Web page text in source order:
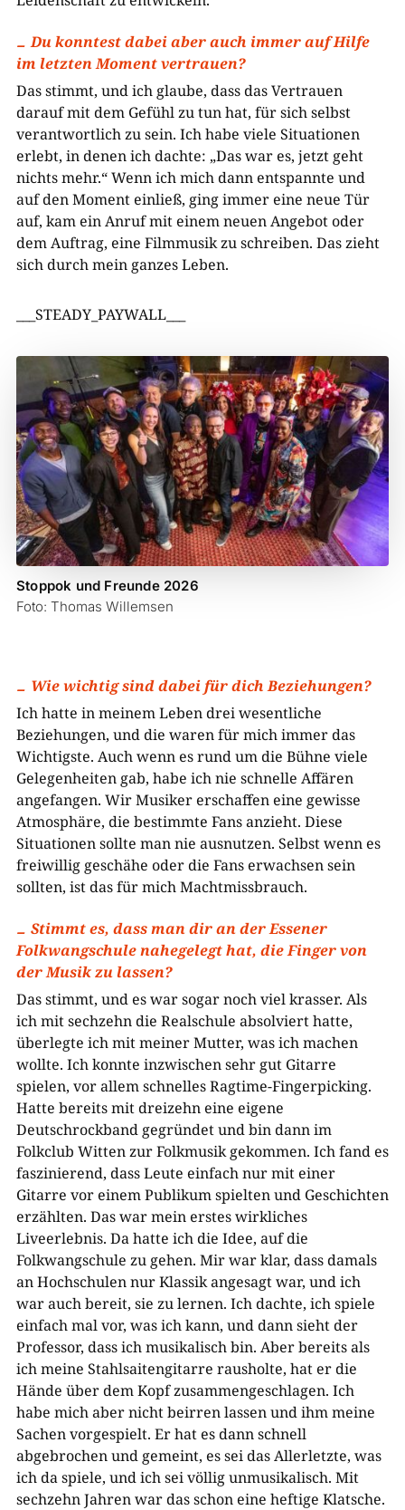
Du konntest dabei aber auch immer auf Hilfe
im letzten Moment vertrauen?
Das stimmt, und ich glaube, dass das Vertrauen
darauf mit dem Gefühl zu tun hat, für sich selbst
verantwortlich zu sein. Ich habe viele Situationen
erlebt, in denen ich dachte: „Das war es, jetzt geht
nichts mehr.“ Wenn ich mich dann entspannte und
auf den Moment einließ, ging immer eine neue Tür
auf, kam ein Anruf mit einem neuen Angebot oder
dem Auftrag, eine Filmmusik zu schreiben. Das zieht
sich durch mein ganzes Leben.
___STEADY_PAYWALL___
Stoppok und Freunde 2026
Foto: Thomas Willemsen
Wie wichtig sind dabei für dich Beziehungen?
Ich hatte in meinem Leben drei wesentliche
Beziehungen, und die waren für mich immer das
Wichtigste. Auch wenn es rund um die Bühne viele
Gelegenheiten gab, habe ich nie schnelle Affären
angefangen. Wir Musiker erschaffen eine gewisse
Atmosphäre, die bestimmte Fans anzieht. Diese
Situationen sollte man nie ausnutzen. Selbst wenn es
freiwillig geschähe oder die Fans erwachsen sein
sollten, ist das für mich Machtmissbrauch.
Stimmt es, dass man dir an der Essener
Folkwangschule nahegelegt hat, die Finger von
der Musik zu lassen?
Das stimmt, und es war sogar noch viel krasser. Als
ich mit sechzehn die Realschule absolviert hatte,
überlegte ich mit meiner Mutter, was ich machen
wollte. Ich konnte inzwischen sehr gut Gitarre
spielen, vor allem schnelles Ragtime-Fingerpicking.
Hatte bereits mit dreizehn eine eigene
Deutschrockband gegründet und bin dann im
Folkclub Witten zur Folkmusik gekommen. Ich fand es
faszinierend, dass Leute einfach nur mit einer
Gitarre vor einem Publikum spielten und Geschichten
erzählten. Das war mein erstes wirkliches
Liveerlebnis. Da hatte ich die Idee, auf die
Folkwangschule zu gehen. Mir war klar, dass damals
an Hochschulen nur Klassik angesagt war, und ich
war auch bereit, sie zu lernen. Ich dachte, ich spiele
einfach mal vor, was ich kann, und dann sieht der
Professor, dass ich musikalisch bin. Aber bereits als
ich meine Stahlsaitengitarre rausholte, hat er die
Hände über dem Kopf zusammengeschlagen. Ich
habe mich aber nicht beirren lassen und ihm meine
Sachen vorgespielt. Er hat es dann schnell
abgebrochen und gemeint, es sei das Allerletzte, was
ich da spiele, und ich sei völlig unmusikalisch. Mit
sechzehn Jahren war das schon eine heftige Klatsche.